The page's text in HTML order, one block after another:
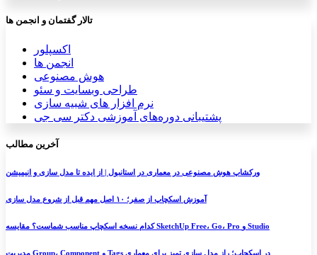
تالار گفتمان و انجمن ها
اکسپلور
انجمن ها
هوش مصنوعی
طراحی وبسایت و سئو
نرم افزار های شبیه سازی
پشتیبانی دوره‌های آموزشی دکتر سی جی
آخرین مطالب
ورکشاپ هوش مصنوعی در معماری در استانبول | از ایده تا مدل سازی و انیمیشن
آموزش اسکچاپ از صفر؛ ۱۰ اصل مهم قبل از شروع مدل سازی
کدام نسخه اسکچاپ مناسب شماست؟ مقایسه SketchUp Free، Go، Pro و Studio
مدیریت Group، Component و Tags در اسکچاپ؛ راز مدل سازی تمیز برای معماری